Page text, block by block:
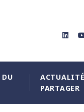
DU
PARTAGER